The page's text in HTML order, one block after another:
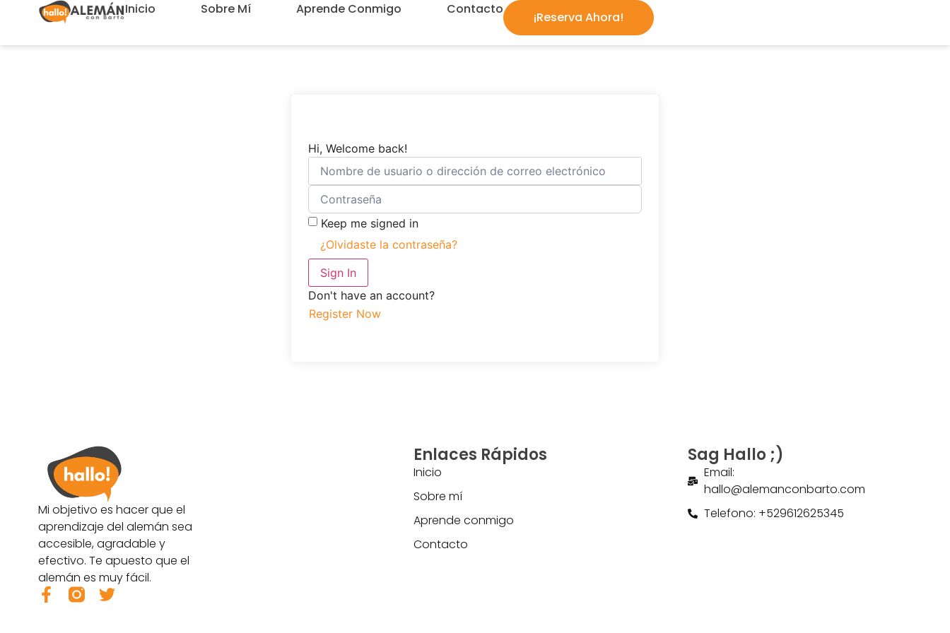
Inicio Sobre Mí Aprende Conmigo Contacto
¡Reserva Ahora!
Hi, Welcome back!
Keep me signed in
¿Olvidaste la contraseña?
Sign In
Don't have an account?
Register Now
Mi objetivo es hacer que el
aprendizaje del alemán sea
accesible, agradable y
efectivo. Te apuesto que el
alemán es muy fácil.
Enlaces Rápidos
Inicio
Sobre mí
Aprende conmigo
Contacto
Sag Hallo ;)
Email:
hallo@alemanconbarto.com
Telefono: +529612625345